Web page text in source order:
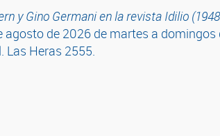
y Gino Germani en la revista Idilio
agosto de 2026 de martes a domingos
Las Heras 2555.